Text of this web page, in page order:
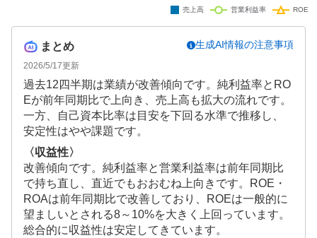
まとめ
2026/5/17更新
生成AI情報の注意事項
過去12四半期は業績が改善傾向です。純利益率とRO
Eが前年同期比で上向き、売上高も拡大の流れです。
一方、自己資本比率は目安を下回る水準で推移し、
安定性はやや課題です。
〈収益性〉
改善傾向です。純利益率と営業利益率は前年同期比
で持ち直し、直近でもおおむね上向きです。ROE・
ROAは前年同期比で改善しており、ROEは一般的に
望ましいとされる8～10%を大きく上回っています。
総合的に収益性は安定してきています。